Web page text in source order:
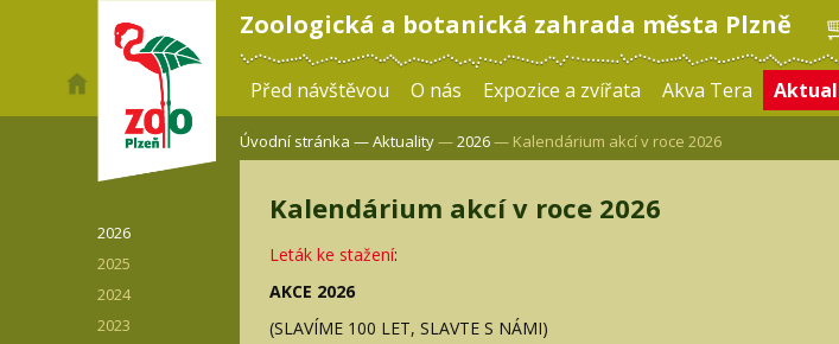
Zoologická a botanická zahrada města Plzně
Před návštěvou O nás Expozice a zvířata Akva Tera
2026
2025
2024
2023
Úvodní stránka —Aktuality—2026— Kalendárium akcí v roce 2026
Kalendárium akcí v roce 2026
Leták ke stažení:
AKCE 2026
(SLAVÍME 100 LET, SLAVTE S NÁMI)